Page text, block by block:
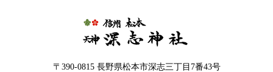
〒390-0815 長野県松本市深志三丁目7番43号